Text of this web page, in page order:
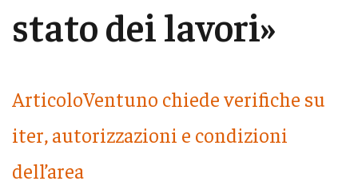
stato dei lavori»
ArticoloVentuno chiede verifiche su
iter, autorizzazioni e condizioni
dell’area